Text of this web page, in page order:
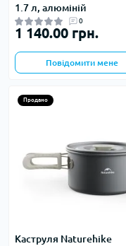
1.7 л, алюміній
0
1 140.00 грн.
Повідомити мене
Продано
Каструля Naturehike